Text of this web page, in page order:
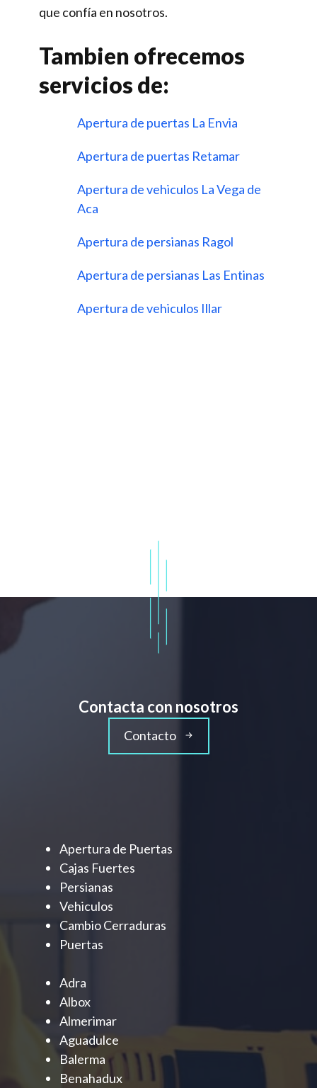
que confía en nosotros.
Tambien ofrecemos
servicios de:
Apertura de puertas La Envia
Apertura de puertas Retamar
Apertura de vehiculos La Vega de
Aca
Apertura de persianas Ragol
Apertura de persianas Las Entinas
Apertura de vehiculos Illar
Contacta con nosotros
Contacto
Apertura de Puertas
Cajas Fuertes
Persianas
Vehiculos
Cambio Cerraduras
Puertas
Adra
Albox
Almerimar
Aguadulce
Balerma
Benahadux